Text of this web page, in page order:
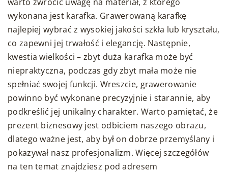
wykonana jest karafka. Grawerowaną karafkę
najlepiej wybrać z wysokiej jakości szkła lub kryształu,
co zapewni jej trwałość i elegancję. Następnie,
kwestia wielkości – zbyt duża karafka może być
niepraktyczna, podczas gdy zbyt mała może nie
spełniać swojej funkcji. Wreszcie, grawerowanie
powinno być wykonane precyzyjnie i starannie, aby
podkreślić jej unikalny charakter. Warto pamiętać, że
prezent biznesowy jest odbiciem naszego obrazu,
dlatego ważne jest, aby był on dobrze przemyślany i
pokazywał nasz profesjonalizm. Więcej szczegółów
na ten temat znajdziesz pod adresem